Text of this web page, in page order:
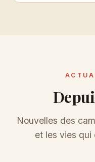
Nouvelles des
et les vies qui